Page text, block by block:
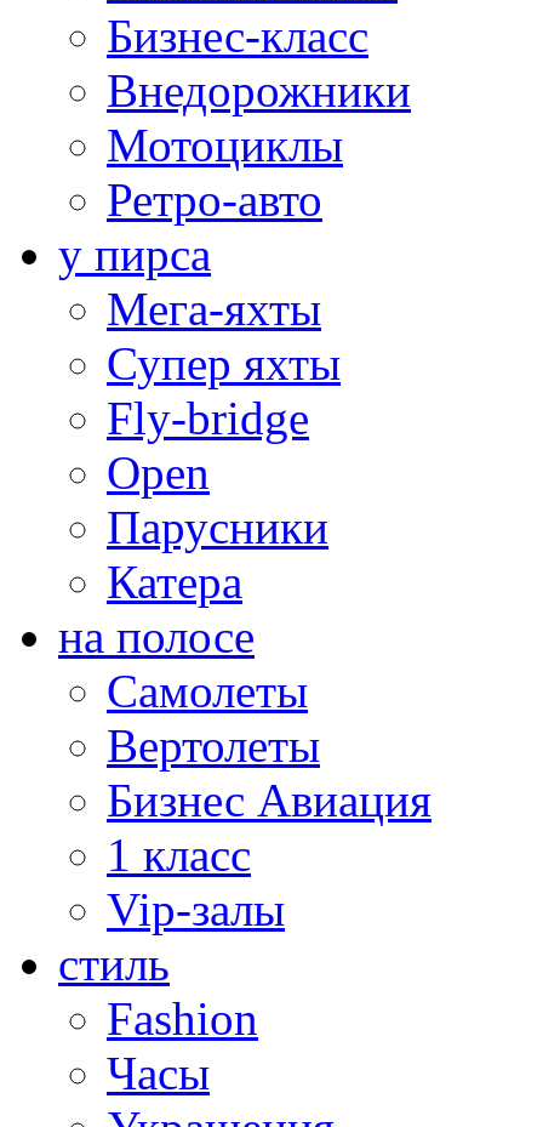
Бизнес-класс
Внедорожники
Мотоциклы
Ретро-авто
у пирса
Мега-яхты
Супер яхты
Fly-bridge
Open
Парусники
Катера
на полосе
Самолеты
Вертолеты
Бизнес Авиация
1 класс
Vip-залы
стиль
Fashion
Часы